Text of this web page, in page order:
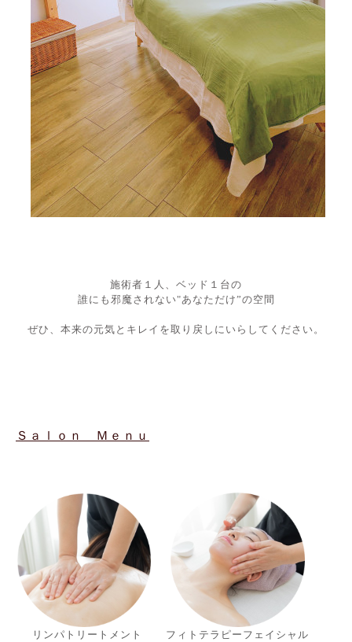
施術者１人、ベッド１台の
誰にも邪魔されない"あなただけ”の空間
ぜひ、本来の元気とキレイを取り戻しにいらしてください。
Ｓａｌｏｎ Ｍｅｎｕ
リンパトリートメント フィトテラピーフェイシャル